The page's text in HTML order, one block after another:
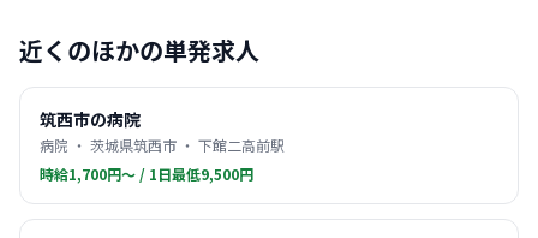
近くのほかの単発求人
筑西市の病院
病院 ・ 茨城県筑西市 ・ 下館二高前駅
時給1,700円〜 / 1日最低9,500円